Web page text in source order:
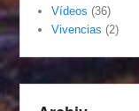
Vídeos (36)
Vivencias (2)